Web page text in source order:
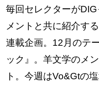
毎回セレクターが
メントと共に紹介す
連載企画。12月のテ
ック』。羊文学のメ
ト。今週はVo&Gtの